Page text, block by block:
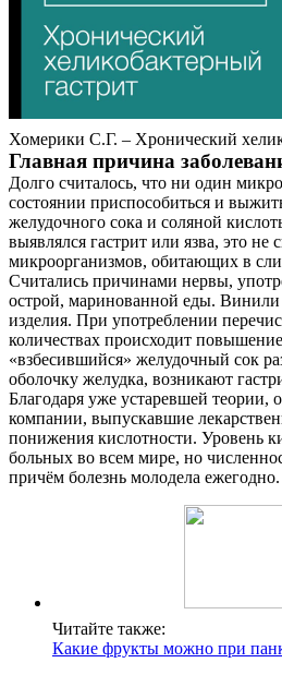
Хомерики С.Г. – Хронический
Главная причина
Долго считалось, что ни один
состоянии приспособиться и
желудочного сока и соляной
выявлялся гастрит или язва, это не
микроорганизмов, обитающих в
Считались причинами нервы,
острой, маринованной еды. Винили
изделия. При употреблении
количествах происходит
«взбесившийся» желудочный сок
оболочку желудка, возникают
Благодаря уже устаревшей теории,
компании, выпускавшие
понижения кислотности. Уровень
больных во всем мире, но
причём болезнь молодела ежегодно.
Читайте также:
Какие фрукты можно при